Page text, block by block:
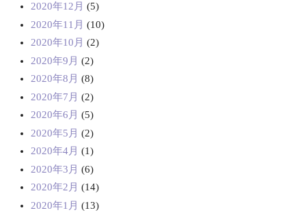
2020年12月 (5)
2020年11月 (10)
2020年10月 (2)
2020年9月 (2)
2020年8月 (8)
2020年7月 (2)
2020年6月 (5)
2020年5月 (2)
2020年4月 (1)
2020年3月 (6)
2020年2月 (14)
2020年1月 (13)